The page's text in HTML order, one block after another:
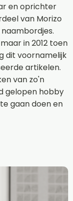
en oprichter
van Morizo
in 2012 toen
dit voornamelijk
artikelen.
van zo'n
gelopen hobby
gaan doen en